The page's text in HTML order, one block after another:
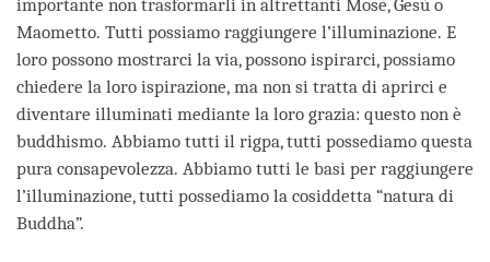
importante non trasformarli in altrettanti Mosè, Gesù o
Maometto. Tutti possiamo raggiungere l’illuminazione. E
loro possono mostrarci la via, possono ispirarci, possiamo
chiedere la loro ispirazione, ma non si tratta di aprirci e
diventare illuminati mediante la loro grazia: questo non è
buddhismo. Abbiamo tutti il rigpa, tutti possediamo questa
pura consapevolezza. Abbiamo tutti le basi per raggiungere
l’illuminazione, tutti possediamo la cosiddetta “natura di
Buddha”.